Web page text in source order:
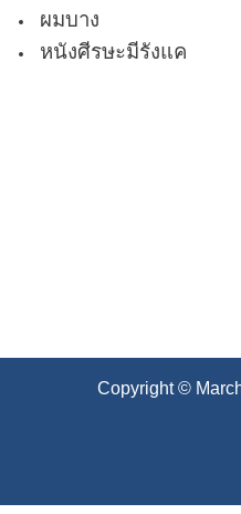
ผมบาง
หนังศีรษะมีรังแค
Copyright ©